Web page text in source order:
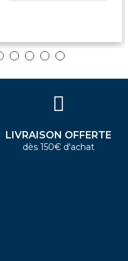
LIVRAISON OFFERTE
dès 150€ d'achat